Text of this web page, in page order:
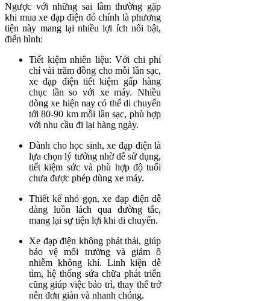
Ngược với những sai lầm thường gặp
khi mua xe đạp điện đó chính là phương
tiện này mang lại nhiều lợi ích nổi bật,
điển hình:
Tiết kiệm nhiên liệu: Với chi phí
chỉ vài trăm đồng cho mỗi lần sạc,
xe đạp điện tiết kiệm gấp hàng
chục lần so với xe máy. Nhiều
dòng xe hiện nay có thể di chuyển
tới 80-90 km mỗi lần sạc, phù hợp
với nhu cầu đi lại hàng ngày.
Dành cho học sinh, xe đạp điện là
lựa chọn lý tưởng nhờ dễ sử dụng,
tiết kiệm sức và phù hợp độ tuổi
chưa được phép dùng xe máy.
Thiết kế nhỏ gọn, xe đạp điện dễ
dàng luồn lách qua đường tắc,
mang lại sự tiện lợi khi di chuyển.
Xe đạp điện không phát thải, giúp
bảo vệ môi trường và giảm ô
nhiễm không khí. Linh kiện dễ
tìm, hệ thống sửa chữa phát triển
cũng giúp việc bảo trì, thay thế trở
nên đơn giản và nhanh chóng.